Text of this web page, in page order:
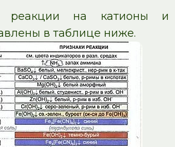
реакции на катионы и
в таблице ниже.